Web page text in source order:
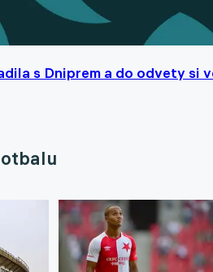
s Dniprem a do odvety si